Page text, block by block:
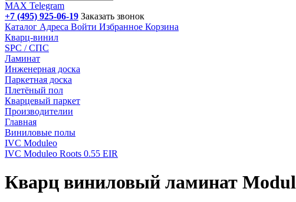
MAX Telegram
+7 (495) 925-06-19 Заказать звонок
Каталог Адреса Войти Избранное Корзина
Кварц-винил
SPC / СПС
Ламинат
Инженерная доска
Паркетная доска
Плетёный пол
Кварцевый паркет
Производителии
Главная
Виниловые полы
IVС Moduleo
IVC Moduleo Roots 0.55 EIR
Кварц виниловый ламинат